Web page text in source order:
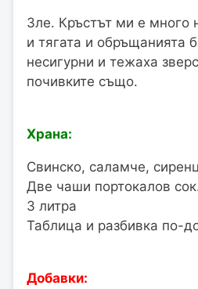
Зле. Кръстът ми е много
и тягата и обръщанията
несигурни и тежаха
почивките също.
Храна:
Свинско, саламче,
Две чаши портокалов
3 литра
Таблица и разбивка по-
Добавки: